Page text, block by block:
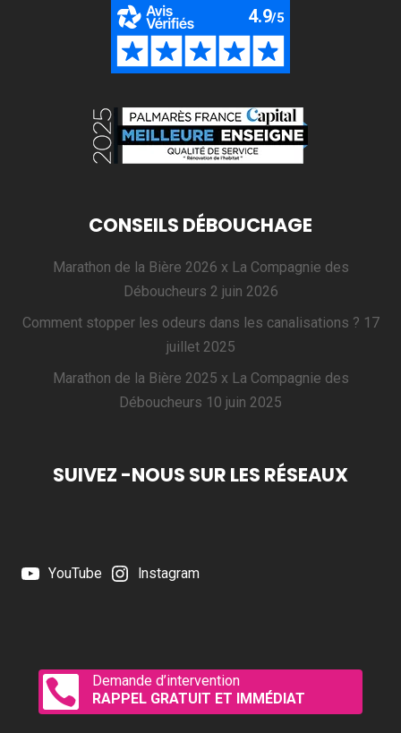
CONSEILS DÉBOUCHAGE
Marathon de la Bière 2026 x La Compagnie des
Déboucheurs 2 juin 2026
Comment stopper les odeurs dans les canalisations ? 17
juillet 2025
Marathon de la Bière 2025 x La Compagnie des
Déboucheurs 10 juin 2025
SUIVEZ -NOUS SUR LES RÉSEAUX
YouTube Instagram

Demande d’intervention
RAPPEL GRATUIT ET IMMÉDIAT